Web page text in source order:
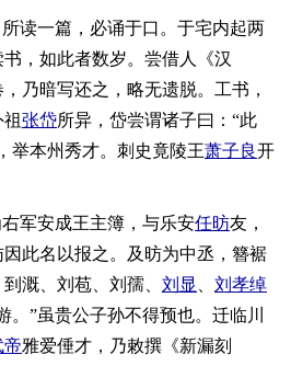
读一篇，必诵于口。于宅内起两
，如此者数岁。尝借人《汉
乃暗写还之，略无遗脱。工书，
张岱所异，岱尝谓诸子曰：“此
举本州秀才。刺史竟陵王萧子良开
军安成王主簿，与乐安任昉友，
此名以报之。及昉为中丞，簪裾
溉、刘苞、刘孺、 刘显
刘孝绰
。”虽贵公子孙不得预也。迁临川
帝雅爱倕才，乃敕撰《新漏刻